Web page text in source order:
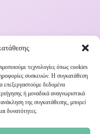
τεχνολογίες όπως cookies
συσκευών. Η συγκατάθεση
επεξεργαστούμε δεδομένα
ή μοναδικά αναγνωριστικά
της συγκατάθεσης, μπορεί
δυνατότητες.
μας
και αποκλειστικές